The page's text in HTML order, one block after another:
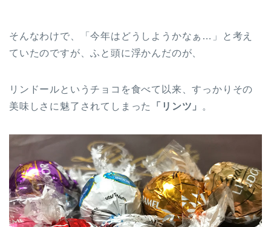
そんなわけで、「今年はどうしようかなぁ…」と考え
ていたのですが、ふと頭に浮かんだのが、
リンドールというチョコを食べて以来、すっかりその
美味しさに魅了されてしまった
「リンツ」 。